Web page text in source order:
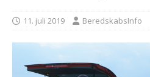
11. juli 2019 BeredskabsInfo